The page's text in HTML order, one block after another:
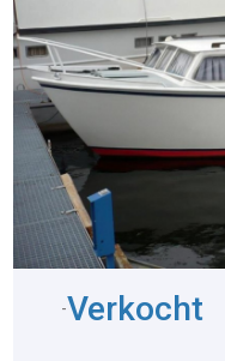
-Verkocht